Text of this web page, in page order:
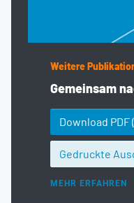
Weitere
Gemeinsam
Download PDF
Gedruckte
MEHR ERFAHREN